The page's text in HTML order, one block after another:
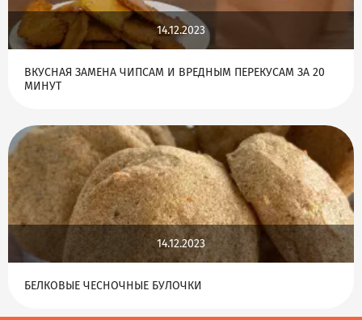
14.12.2023
ВКУСНАЯ ЗАМЕНА ЧИПСАМ И ВРЕДНЫМ ПЕРЕКУСАМ ЗА 20
МИНУТ
14.12.2023
БЕЛКОВЫЕ ЧЕСНОЧНЫЕ БУЛОЧКИ